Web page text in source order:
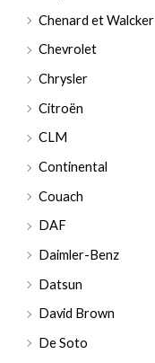
Chenard et Walcker
Chevrolet
Chrysler
Citroën
CLM
Continental
Couach
DAF
Daimler-Benz
Datsun
David Brown
De Soto